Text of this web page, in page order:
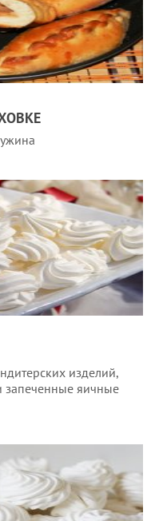
изделий,
запеченные яичные